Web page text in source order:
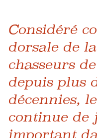
Considéré
dorsale de
chasseurs
depuis plus
décennies,
continue de
important